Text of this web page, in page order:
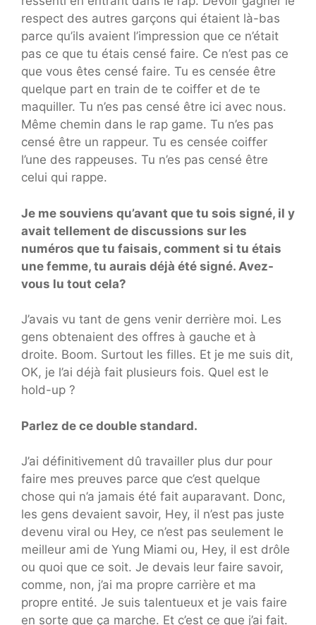
respect des autres garçons qui étaient là-bas
parce qu’ils avaient l’impression que ce n’était
pas ce que tu étais censé faire. Ce n’est pas ce
que vous êtes censé faire. Tu es censée être
quelque part en train de te coiffer et de te
maquiller. Tu n’es pas censé être ici avec nous.
Même chemin dans le rap game. Tu n’es pas
censé être un rappeur. Tu es censée coiffer
l’une des rappeuses. Tu n’es pas censé être
celui qui rappe.
Je me souviens qu’avant que tu sois signé, il y
avait tellement de discussions sur les
numéros que tu faisais, comment si tu étais
une femme, tu aurais déjà été signé. Avez-
vous lu tout cela?
J’avais vu tant de gens venir derrière moi. Les
gens obtenaient des offres à gauche et à
droite. Boom. Surtout les filles. Et je me suis dit,
OK, je l’ai déjà fait plusieurs fois. Quel est le
hold-up ?
Parlez de ce double standard.
J’ai définitivement dû travailler plus dur pour
faire mes preuves parce que c’est quelque
chose qui n’a jamais été fait auparavant. Donc,
les gens devaient savoir, Hey, il n’est pas juste
devenu viral ou Hey, ce n’est pas seulement le
meilleur ami de Yung Miami ou, Hey, il est drôle
ou quoi que ce soit. Je devais leur faire savoir,
comme, non, j’ai ma propre carrière et ma
propre entité. Je suis talentueux et je vais faire
en sorte que ça marche. Et c’est ce que j’ai fait.